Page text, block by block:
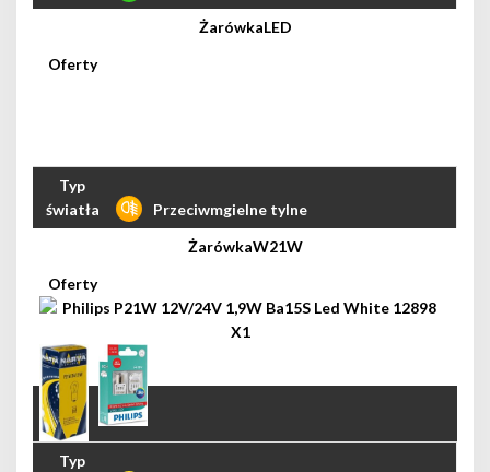
LED
Przeciwmgielne tylne
W21W